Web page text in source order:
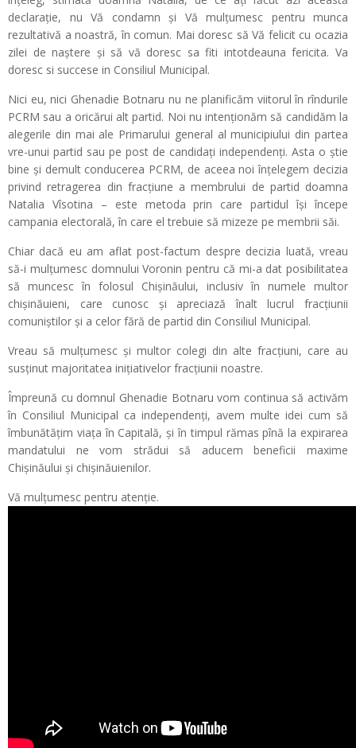
declarație, nu Vă condamn și Vă mulțumesc pentru munca
rezultativă a noastră, în comun. Mai doresc să Vă felicit cu ocazia
zilei de naștere și să vă doresc sa fiti intotdeauna fericita. Va
doresc si succese in Consiliul Municipal.
Nici eu, nici Ghenadie Botnaru nu ne planificăm viitorul în rîndurile
PCRM sau a oricărui alt partid. Noi nu intenționăm să candidăm la
alegerile din mai ale Primarului general al municipiului din partea
vre-unui partid sau pe post de candidați independenți. Asta o știe
bine și demult conducerea PCRM, de aceea noi înțelegem decizia
privind retragerea din fracțiune a membrului de partid doamna
Natalia Vîsotina – este metoda prin care partidul își începe
campania electorală, în care el trebuie să mizeze pe membrii săi.
Chiar dacă eu am aflat post-factum despre decizia luată, vreau
să-i mulțumesc domnului Voronin pentru că mi-a dat posibilitatea
să muncesc în folosul Chișinăului, inclusiv în numele multor
chișinăuieni, care cunosc și apreciază înalt lucrul fracțiunii
comuniștilor și a celor fără de partid din Consiliul Municipal.
Vreau să mulțumesc și multor colegi din alte fracțiuni, care au
susținut majoritatea inițiativelor fracțiunii noastre.
Împreună cu domnul Ghenadie Botnaru vom continua să activăm
în Consiliul Municipal ca independenți, avem multe idei cum să
îmbunătățim viața în Capitală, și în timpul rămas pînă la expirarea
mandatului ne vom strădui să aducem beneficii maxime
Chișinăului și chișinăuienilor.
Vă mulțumesc pentru atenție.